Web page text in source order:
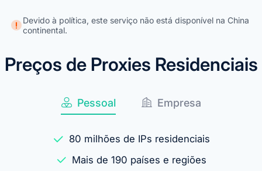
Devido à política, este serviço não está disponível na China
continental.
Preços de Proxies Residenciais
Pessoal Empresa
80 milhões de IPs residenciais
Mais de 190 países e regiões